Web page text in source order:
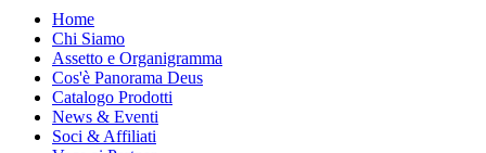
Home
Chi Siamo
Assetto e Organigramma
Cos'è Panorama Deus
Catalogo Prodotti
News & Eventi
Soci & Affiliati